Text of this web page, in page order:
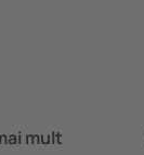
mult